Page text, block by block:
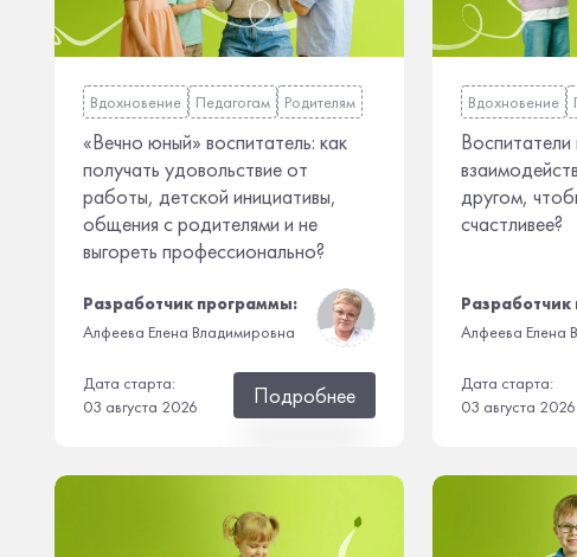
Вдохновение Педагогам Родителям
«Вечно юный» воспитатель: как
получать удовольствие от
работы, детской инициативы,
общения с родителями и не
выгореть профессионально?
Разработчик программы:
Алфеева Елена Владимировна
Дата старта:
03 августа 2026
Подробнее
Вдохновение
другом,
счастливее?
Алфеева Елена
Дата старта:
03 августа 2026